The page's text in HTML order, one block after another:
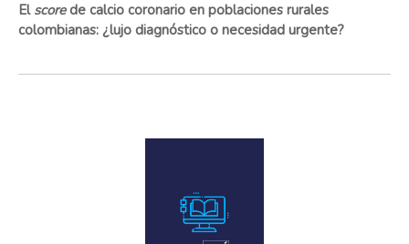
El scorede calcio coronario en poblaciones rurales
colombianas: ¿lujo diagnóstico o necesidad urgente?